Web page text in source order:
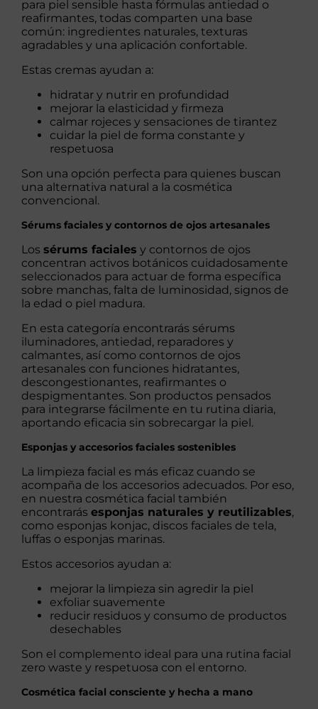
para piel sensible hasta fórmulas antiedad o
reafirmantes, todas comparten una base
común: ingredientes naturales, texturas
agradables y una aplicación confortable.
Estas cremas ayudan a:
hidratar y nutrir en profundidad
mejorar la elasticidad y firmeza
calmar rojeces y sensaciones de tirantez
cuidar la piel de forma constante y
respetuosa
Son una opción perfecta para quienes buscan
una alternativa natural a la cosmética
convencional.
Sérums faciales y contornos de ojos artesanales
Los sérums faciales y contornos de ojos
concentran activos botánicos cuidadosamente
seleccionados para actuar de forma específica
sobre manchas, falta de luminosidad, signos de
la edad o piel madura.
En esta categoría encontrarás sérums
iluminadores, antiedad, reparadores y
calmantes, así como contornos de ojos
artesanales con funciones hidratantes,
descongestionantes, reafirmantes o
despigmentantes. Son productos pensados
para integrarse fácilmente en tu rutina diaria,
aportando eficacia sin sobrecargar la piel.
Esponjas y accesorios faciales sostenibles
La limpieza facial es más eficaz cuando se
acompaña de los accesorios adecuados. Por eso,
en nuestra cosmética facial también
encontrarás esponjas naturales y reutilizables,
como esponjas konjac, discos faciales de tela,
luffas o esponjas marinas.
Estos accesorios ayudan a:
mejorar la limpieza sin agredir la piel
exfoliar suavemente
reducir residuos y consumo de productos
desechables
Son el complemento ideal para una rutina facial
zero waste y respetuosa con el entorno.
Cosmética facial consciente y hecha a mano